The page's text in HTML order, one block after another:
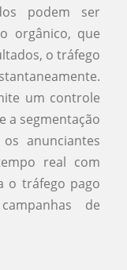
podem ser
orgânico, que
o tráfego
um controle
a segmentação
anunciantes
real com
o tráfego pago
de